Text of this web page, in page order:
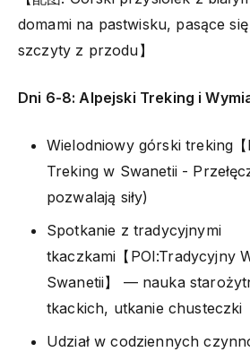
domami na pastwisku, pasące
szczyty z przodu】
Dni 6-8: Alpejski Treking i
Wielodniowy górski treking
Treking w Swanetii -
pozwalają siły)
Spotkanie z tradycyjnymi
tkaczkami【POI:Tradycyjny
Swanetii】 — nauka
tkackich, utkanie chusteczki
Udział w codziennych